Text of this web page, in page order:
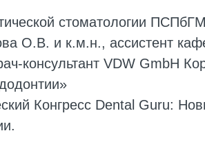
стоматологии
О.В. и к.м.н., ассистент
консультант VDW GmbH
Конгресс Dental Guru: